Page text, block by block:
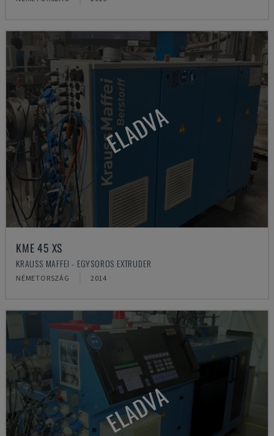
ELADVA
KME 45 XS
KRAUSS MAFFEI - EGYSOROS EXTRUDER
NÉMETORSZÁG 2014
ELADVA